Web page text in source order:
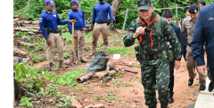
แนวทางการบริหารจัดกา
กรอบ JBC โดยให้ผู้ว่ารา
ว่าฯจังหวัดบันเตียเมียนเจ
บริหารจัดการสถานการณ์